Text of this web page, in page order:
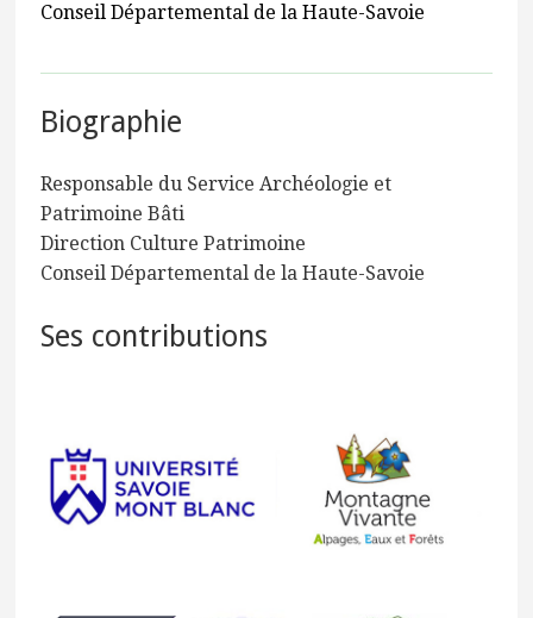
Conseil Départemental de la Haute-Savoie
Biographie
Responsable du Service Archéologie et
Patrimoine Bâti
Direction Culture Patrimoine
Conseil Départemental de la Haute-Savoie
Ses contributions